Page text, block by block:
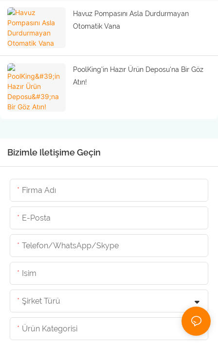
Havuz Pompasını Asla Durdurmayan
Otomatik Vana
PoolKing'in Hazır Ürün Deposu'na Bir Göz
Atın!
Bizimle Iletişime Geçin
Firma Adı
E-Posta
Telefon/whatsApp/skype
Isim
Şirket Türü
Ürün Kategorisi